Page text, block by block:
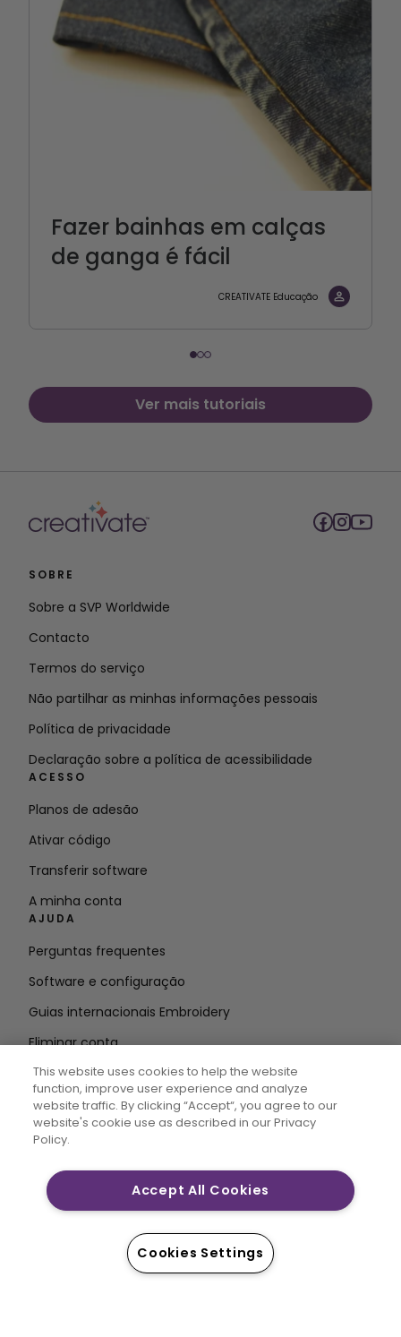
Fazer bainhas em calças
de ganga é fácil
CREATIVATE Educação
Ver mais tutoriais
SOBRE
Sobre a SVP Worldwide
Contacto
Termos do serviço
Não partilhar as minhas informações pessoais
Política de privacidade
Declaração sobre a política de acessibilidade
ACESSO
Planos de adesão
Ativar código
Transferir software
A minha conta
AJUDA
Perguntas frequentes
Software e configuração
Guias internacionais Embroidery
Eliminar conta
Introduzir o
endereço de correio eletrónico
CREATIVATE MYSEWNET são marcas registadas
Singer Sourcing Limited LLC ou as suas afiliadas. Todos
os direitos reservados.
This website uses cookies to help the website
function, improve user experience and analyze
website traffic. By clicking “Accept“, you agree to our
website's cookie use as described in our Privacy
Policy.
Accept All Cookies
Cookies Settings